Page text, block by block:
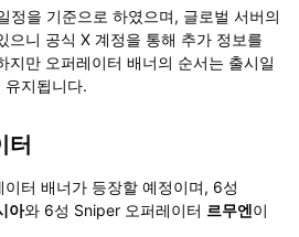
정을 기준으로 하였으며, 글로벌 서버의
으니 공식 X 계정을 통해 추가 정보를
지만 오퍼레이터 배너의 순서는 출시일
유지됩니다.
터
터 배너가 등장할 예정이며, 6성
아와 6성 Sniper 오퍼레이터 르무엔이